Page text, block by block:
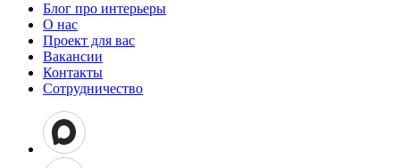
Блог про интерьеры
О нас
Проект для вас
Вакансии
Контакты
Сотрудничество